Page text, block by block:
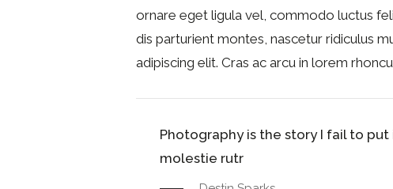
ornare eget ligula vel, commodo luctus
dis parturient montes, nascetur ridiculus
adipiscing elit. Cras ac arcu in lorem
Photography is the story I fail to
molestie rutr